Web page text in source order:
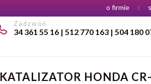
Zadzwoń
34 361 55 16 | 512 770 163 | 504 180
Menu
o firmie
KATALIZATOR HONDA